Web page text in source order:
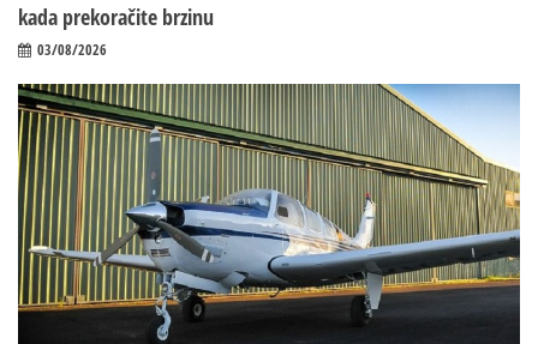
kada prekoračite brzinu
03/08/2026